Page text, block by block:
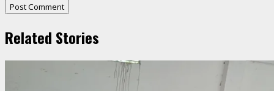
Related Stories